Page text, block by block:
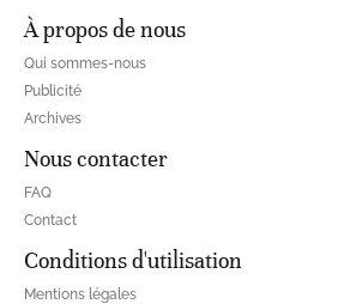
À propos de nous
Qui sommes-nous
Publicité
Archives
Nous contacter
FAQ
Contact
Conditions d'utilisation
Mentions légales